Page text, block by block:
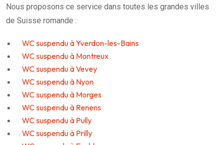
Nous proposons ce service dans toutes les grandes villes
de Suisse romande :
WC suspendu à Yverdon-les-Bains
WC suspendu à Montreux
WC suspendu à Vevey
WC suspendu à Nyon
WC suspendu à Morges
WC suspendu à Renens
WC suspendu à Pully
WC suspendu à Prilly